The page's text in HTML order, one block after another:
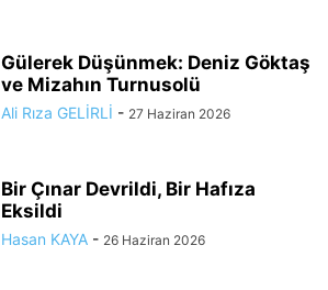
Gülerek Düşünmek: Deniz Göktaş
ve Mizahın Turnusolü
Ali Rıza GELİRLİ - 27 Haziran 2026
Bir Çınar Devrildi, Bir Hafıza
Eksildi
Hasan KAYA - 26 Haziran 2026